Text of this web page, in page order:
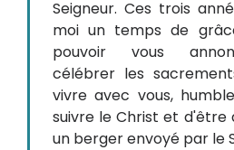
Seigneur. Ces trois
moi un temps de
pouvoir vous
célébrer les
vivre avec vous,
suivre le Christ et d'être
un berger envoyé par le